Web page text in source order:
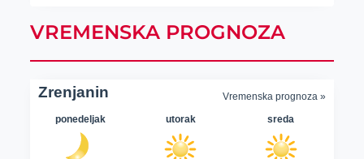
VREMENSKA PROGNOZA